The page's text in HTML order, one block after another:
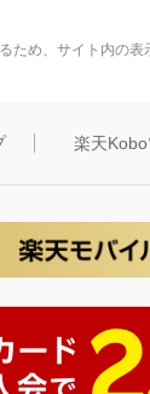
ため、サイト内の
楽天